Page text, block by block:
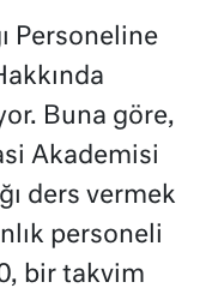
Personeline
Buna göre,
Akademisi
ders vermek
personeli
bir takvim